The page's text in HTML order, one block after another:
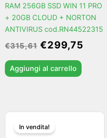
RAM 256GB SSD WIN 11 PRO
+ 20GB CLOUD + NORTON
ANTIVIRUS cod.RN44522315
€315,61 €299,75
Aggiungi al carrello
In vendita!prezzo